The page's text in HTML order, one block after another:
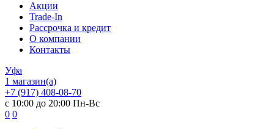
Акции
Trade-In
Рассрочка и кредит
О компании
Контакты
Уфа
1 магазин(а)
+7 (917) 408-08-70
с 10:00 до 20:00 Пн-Вс
0 0